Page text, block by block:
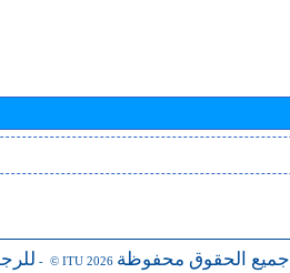
- © ITU 2026 جميع الحقوق محفوظة